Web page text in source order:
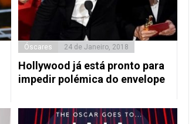
Óscares 24 de Janeiro, 2018
Hollywood já está pronto para
impedir polémica do envelope